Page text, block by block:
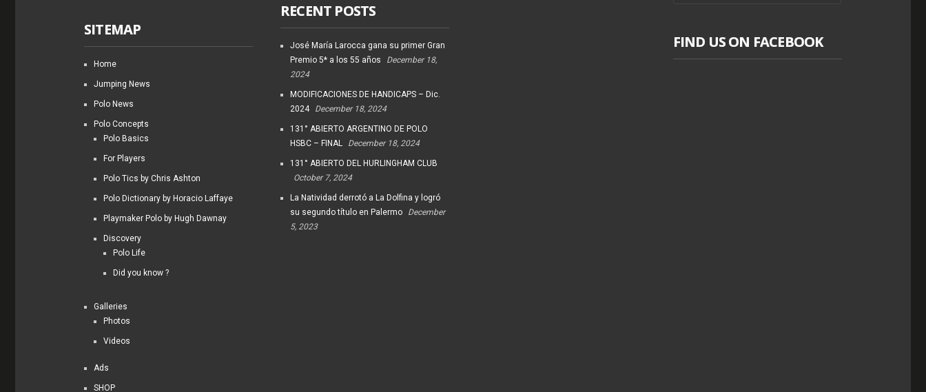
SITEMAP
Home
Jumping News
Polo News
Polo Concepts
Polo Basics
For Players
Polo Tics by Chris Ashton
Polo Dictionary by Horacio Laffaye
Playmaker Polo by Hugh Dawnay
Discovery
Polo Life
Did you know ?
Galleries
Photos
Videos
Ads
SHOP
RECENT POSTS
José María Larocca gana su primer Gran
Premio 5* a los 55 años
December 18,
2024
MODIFICACIONES DE HANDICAPS – Dic.
2024
December 18, 2024
131° ABIERTO ARGENTINO DE POLO
HSBC – FINAL
December 18, 2024
131° ABIERTO DEL HURLINGHAM CLUB
October 7, 2024
La Natividad derrotó a La Dolfina y logró
su segundo título en Palermo
December
5, 2023
FIND US ON FACEBOOK